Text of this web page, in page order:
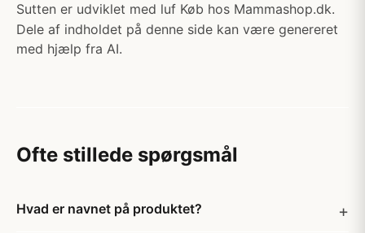
Sutten er udviklet med luf Køb hos Mammashop.dk.
Dele af indholdet på denne side kan være genereret
med hjælp fra AI.
Ofte stillede spørgsmål
Hvad er navnet på produktet?